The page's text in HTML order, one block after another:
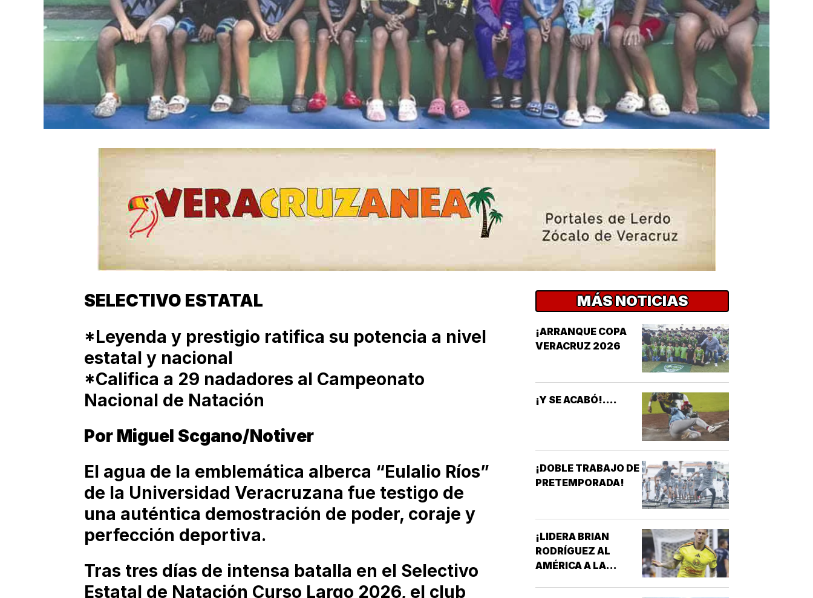
SELECTIVO ESTATAL
*Leyenda y prestigio ratifica su potencia a nivel
estatal y nacional
*Califica a 29 nadadores al Campeonato
Nacional de Natación
Por Miguel Scgano/Notiver
El agua de la emblemática alberca “Eulalio Ríos”
de la Universidad Veracruzana fue testigo de
una auténtica demostración de poder, coraje y
perfección deportiva.
Tras tres días de intensa batalla en el Selectivo
Estatal de Natación Curso Largo 2026, el club
MÁS NOTICIAS
¡ARRANQUE COPA
VERACRUZ 2026
¡Y SE ACABÓ!....
¡DOBLE TRABAJO DE
PRETEMPORADA!
¡LIDERA BRIAN
RODRÍGUEZ AL
AMÉRICA A LA